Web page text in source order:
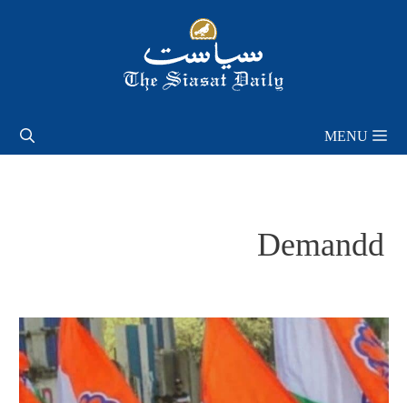
MENU
Demandd